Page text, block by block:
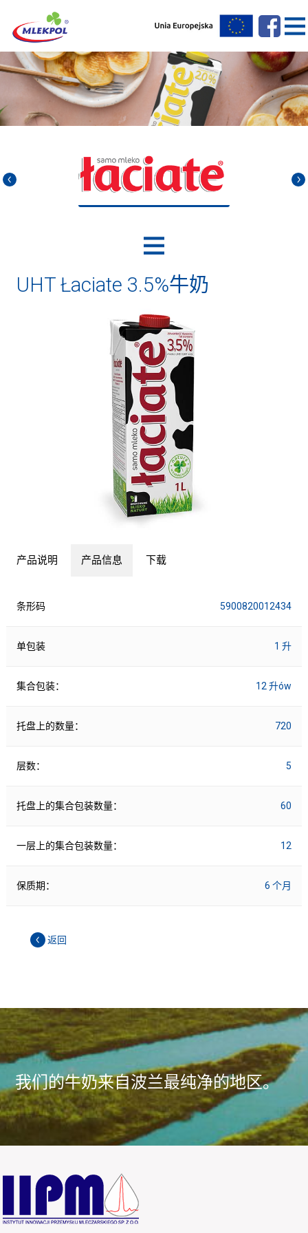
UHT Łaciate 3.5%牛奶
产品说明 产品信息 下载
条形码 5900820012434
单包装 1 升
集合包装： 12 升ów
托盘上的数量： 720
层数： 5
托盘上的集合包装数量： 60
一层上的集合包装数量： 12
保质期： 6 个月
返回
我们的牛奶来自波兰最纯净的地区。